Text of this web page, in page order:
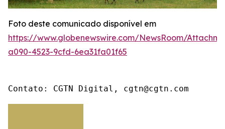
Foto deste comunicado disponível em
https://www.globenewswire.com/NewsRoom/
a090-4523-9cfd-6ea31fa01f65
Contato: CGTN Digital, cgtn@cgtn.com